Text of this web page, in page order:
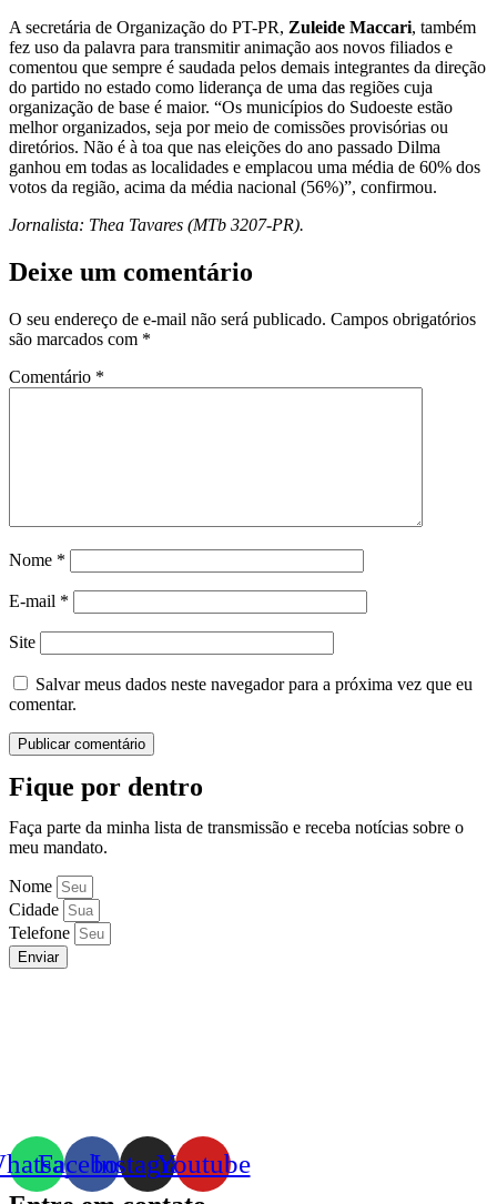
A secretária de Organização do PT-PR, Zuleide Maccari, também
fez uso da palavra para transmitir animação aos novos filiados e
comentou que sempre é saudada pelos demais integrantes da direção
do partido no estado como liderança de uma das regiões cuja
organização de base é maior. “Os municípios do Sudoeste estão
melhor organizados, seja por meio de comissões provisórias ou
diretórios. Não é à toa que nas eleições do ano passado Dilma
ganhou em todas as localidades e emplacou uma média de 60% dos
votos da região, acima da média nacional (56%)”, confirmou.
Jornalista: Thea Tavares (MTb 3207-PR).
Deixe um comentário
O seu endereço de e-mail não será publicado. Campos obrigatórios
são marcados com *
Comentário *
Nome *
E-mail *
Site
Salvar meus dados neste navegador para a próxima vez que eu
comentar.
Fique por dentro
Faça parte da minha lista de transmissão e receba notícias sobre o
meu mandato.
Nome
Cidade
Telefone
Enviar
FacebookInstagramYoutube